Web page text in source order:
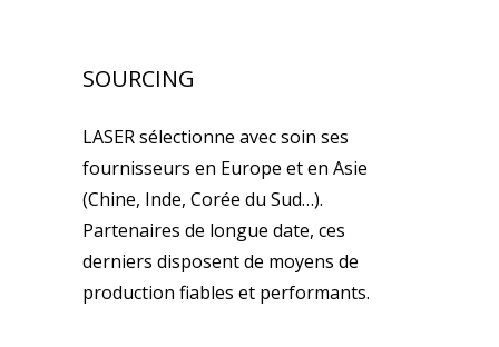
SOURCING
LASER sélectionne avec soin ses
fournisseurs en Europe et en Asie
(Chine, Inde, Corée du Sud…).
Partenaires de longue date, ces
derniers disposent de moyens de
production fiables et performants.